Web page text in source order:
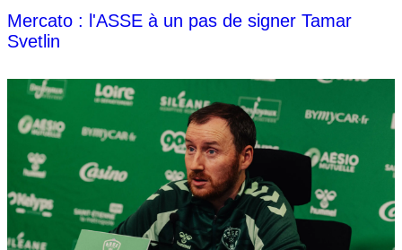
Mercato : l'ASSE à un pas de signer Tamar
Svetlin